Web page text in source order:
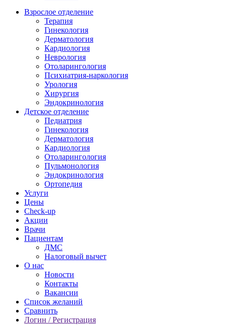
Взрослое отделение
Терапия
Гинекология
Дерматология
Кардиология
Неврология
Отоларингология
Психиатрия-наркология
Урология
Хирургия
Эндокринология
Детское отделение
Педиатрия
Гинекология
Дерматология
Кардиология
Отоларингология
Пульмонология
Эндокринология
Ортопедия
Услуги
Цены
Check-up
Акции
Врачи
Пациентам
ДМС
Налоговый вычет
О нас
Новости
Контакты
Вакансии
Список желаний
Сравнить
Логин / Регистрация